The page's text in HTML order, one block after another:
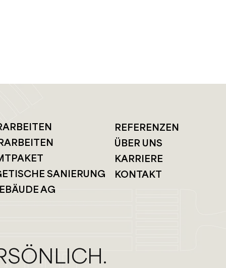
SANIERUNG
AG
REFERENZEN
ÜBER UNS
KARRIERE
KONTAKT